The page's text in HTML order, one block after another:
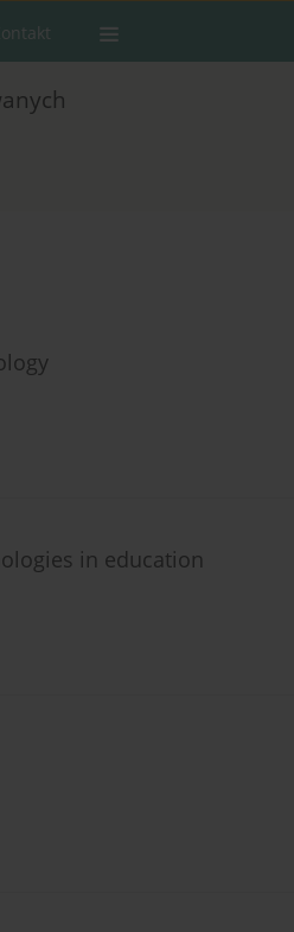
in education